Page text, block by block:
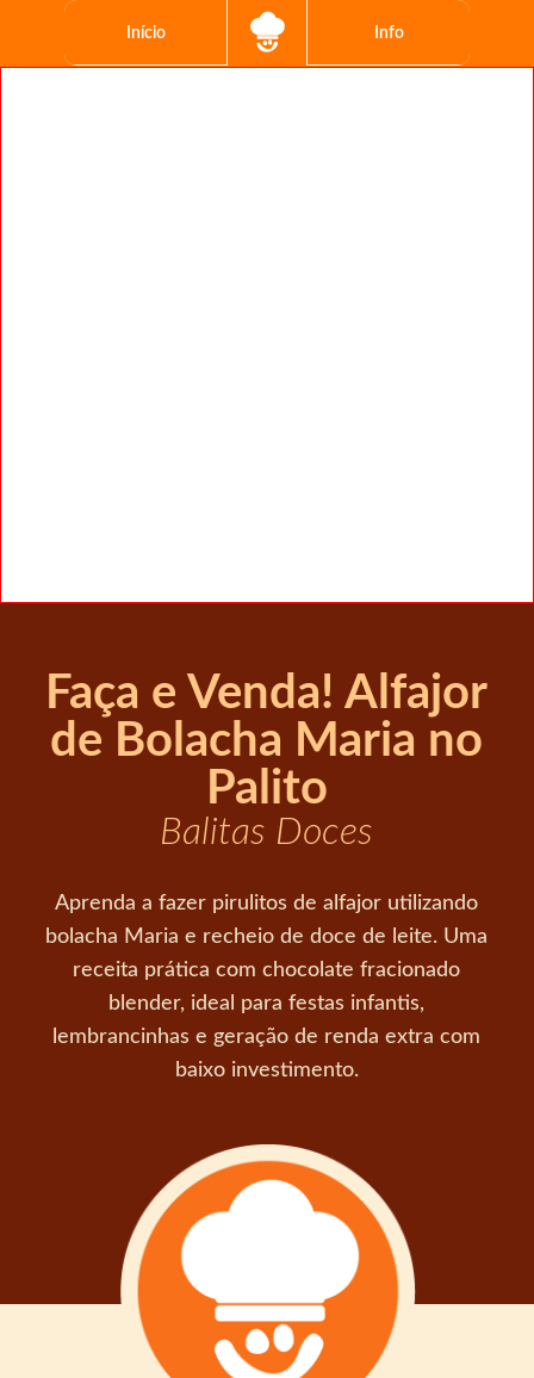
Início Info
Faça e Venda! Alfajor
de Bolacha Maria no
Palito
Balitas Doces
Aprenda a fazer pirulitos de alfajor utilizando
bolacha Maria e recheio de doce de leite. Uma
receita prática com chocolate fracionado
blender, ideal para festas infantis,
lembrancinhas e geração de renda extra com
baixo investimento.